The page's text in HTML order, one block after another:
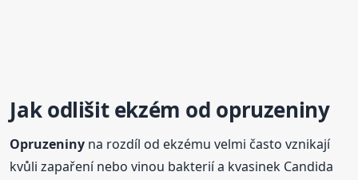
Jak odlišit ekzém od opruzeniny
Opruzeniny na rozdíl od ekzému velmi často vznikají
kvůli zapaření nebo vinou bakterií a kvasinek Candida